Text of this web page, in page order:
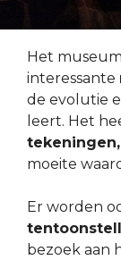
Het
interessante
de evolutie
leert. Het
moeite
Er worden
bezoek aan